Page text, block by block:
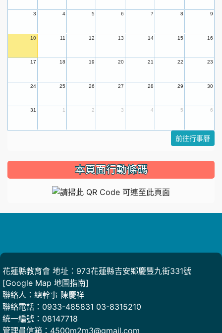
3 4 5 6 7 8 9
10 11 12 13 14 15 16
17 18 19 20 21 22 23
24 25 26 27 28 29 30
31 1 2 3 4 5 6
前往行事曆
本頁面行動條碼
頁尾
花蓮縣教育會 地址：973花蓮縣吉安鄉慶豐九街331號
[Google Map 地圖指南]
聯絡人：總幹事 陳慶祥
聯絡電話：0933-485831 03-8315210
統一編號：08147718
管理員信箱：4500m2m3@gmail.com